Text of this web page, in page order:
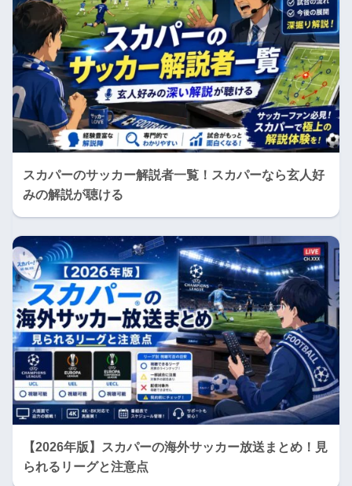
スカパーのサッカー解説者一覧！スカパーなら玄人好
みの解説が聴ける
【2026年版】スカパーの海外サッカー放送まとめ！見
られるリーグと注意点